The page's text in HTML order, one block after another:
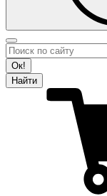
Ок!
Найти